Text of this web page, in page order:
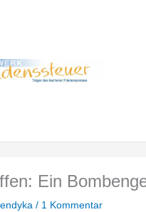
Ein
/ 1 Kommentar